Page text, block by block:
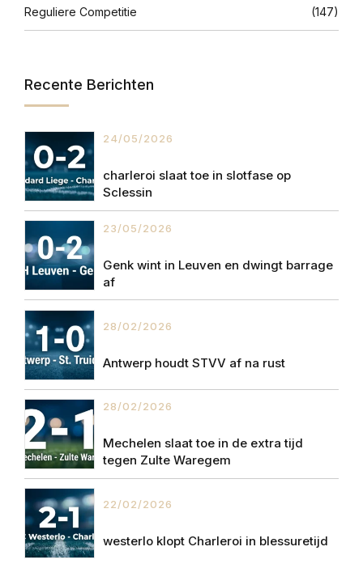
Reguliere Competitie (147)
Recente Berichten
24/05/2026
charleroi slaat toe in slotfase op
Sclessin
23/05/2026
Genk wint in Leuven en dwingt barrage
af
28/02/2026
Antwerp houdt STVV af na rust
28/02/2026
Mechelen slaat toe in de extra tijd
tegen Zulte Waregem
22/02/2026
westerlo klopt Charleroi in blessuretijd